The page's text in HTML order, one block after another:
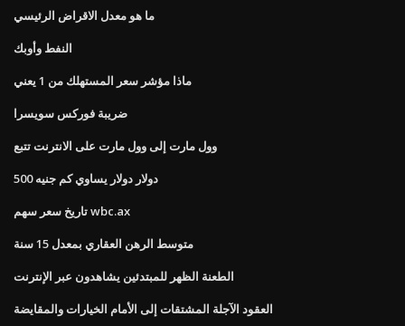
ما هو معدل الاقراض الرئيسي
النفط وأوبك
ماذا مؤشر سعر المستهلك من 1 يعني
ضريبة فوركس سويسرا
وول مارت إلى وول مارت على الانترنت تتبع
500 دولار دولار يساوي كم جنيه
تاريخ سعر سهم wbc.ax
متوسط ​​الرهن العقاري بمعدل 15 سنة
الطعنة الظهر للمبتدئين يشاهدون عبر الإنترنت
العقود الآجلة المشتقات إلى الأمام الخيارات والمقايضة